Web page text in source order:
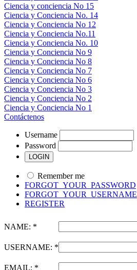
Ciencia y conciencia No 15
Ciencia y Conciencia No. 14
Ciencia y Conciencia No 12
Ciencia y Conciencia No.11
Ciencia y Conciencia No. 10
Ciencia y Conciencia No 9
Ciencia y Conciencia No 8
Ciencia y Conciencia No 7
Ciencia y Conciencia No 6
Ciencia y Conciencia No 3
Ciencia y Conciencia No 2
Ciencia y Conciencia No 1
Contáctenos
Username
Password
Remember me
FORGOT_YOUR_PASSWORD
FORGOT_YOUR_USERNAME
REGISTER
NAME: *
USERNAME: *
EMAIL: *